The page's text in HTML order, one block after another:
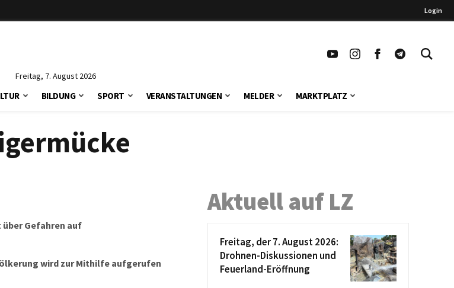
Login
Freitag, 7. August 2026
BILDUNG SPORT VERANSTALTUNGEN MELDER MARKTPLATZ
Gefahren auf
wird zur Mithilfe aufgerufen
Aktuell auf LZ
Freitag, der 7. August 2026:
Drohnen-Diskussionen und
Feuerland-Eröffnung